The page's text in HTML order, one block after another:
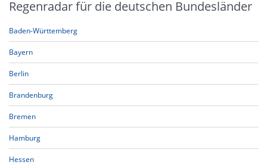
Regenradar für die deutschen Bundesländer
Baden-Württemberg
Bayern
Berlin
Brandenburg
Bremen
Hamburg
Hessen